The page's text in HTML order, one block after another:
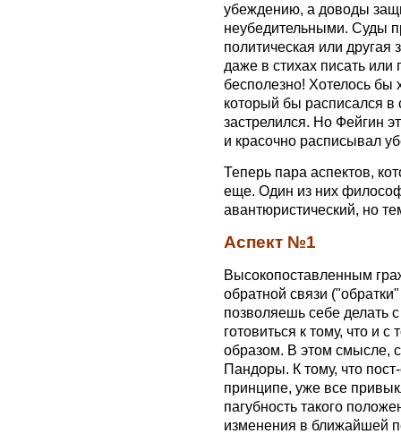
убеждению, а доводы
неубедительными. Суды
политическая или другая
даже в стихах писать
бесполезно! Хотелось бы
который бы расписался в
застрелился. Но Фейгин
и красочно расписывал
Теперь пара аспектов,
еще. Один из них
авантюристический, но
Аспект №1
Высокопоставленным
обратной связи
позволяешь себе делать
готовиться к тому, что и
образом. В этом смысле,
Пандоры. К тому, что
принципе, уже все
пагубность такого
изменения в ближайшей